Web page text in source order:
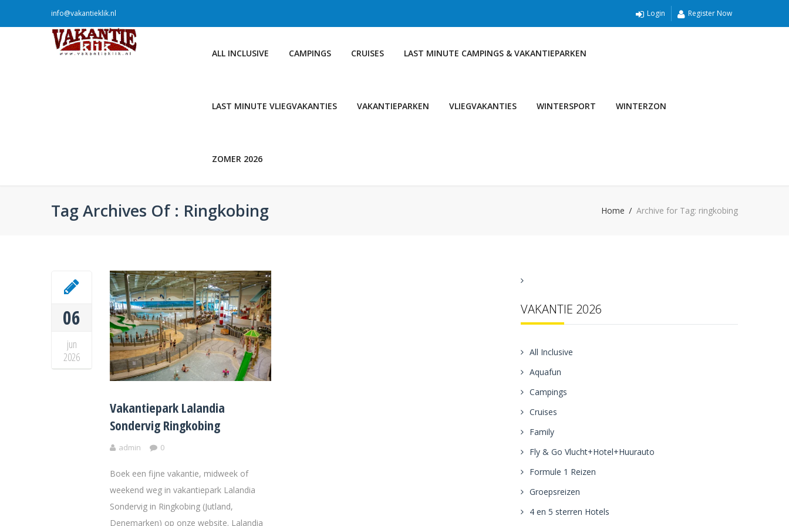
info@vakantieklik.nl Login Register Now
ALL INCLUSIVE CAMPINGS CRUISES LAST MINUTE CAMPINGS & VAKANTIEPARKEN
LAST MINUTE VLIEGVAKANTIES VAKANTIEPARKEN VLIEGVAKANTIES WINTERSPORT WINTERZON
ZOMER 2026
Tag Archives Of : Ringkobing Home Archive for Tag: ringkobing
06
jun
2026
Vakantiepark Lalandia
Sondervig Ringkobing
admin 0
Boek een fijne vakantie, midweek of
weekend weg in vakantiepark Lalandia
Sondervig in Ringkobing (Jutland,
Denemarken) op onze website. Lalandia
VAKANTIE 2026
All Inclusive
Aquafun
Campings
Cruises
Family
Fly & Go Vlucht+Hotel+Huurauto
Formule 1 Reizen
Groepsreizen
4 en 5 sterren Hotels